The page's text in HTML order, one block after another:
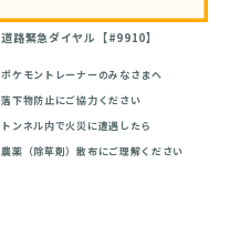
道路緊急ダイヤル【#9910】
ポケモントレーナーのみなさまへ
落下物防止にご協力ください
トンネル内で火災に遭遇したら
農薬（除草剤）散布にご理解ください